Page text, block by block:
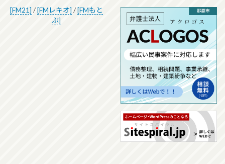
[FM21] / [FMレキオ] / [FMもと
ぶ]